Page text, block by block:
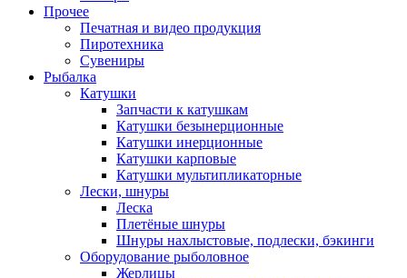
Прочее
Печатная и видео продукция
Пиротехника
Сувениры
Рыбалка
Катушки
Запчасти к катушкам
Катушки безынерционные
Катушки инерционные
Катушки карповые
Катушки мультипликаторные
Лески, шнуры
Леска
Плетёные шнуры
Шнуры нахлыстовые, подлески, бэкинги
Оборудование рыболовное
Жерлицы